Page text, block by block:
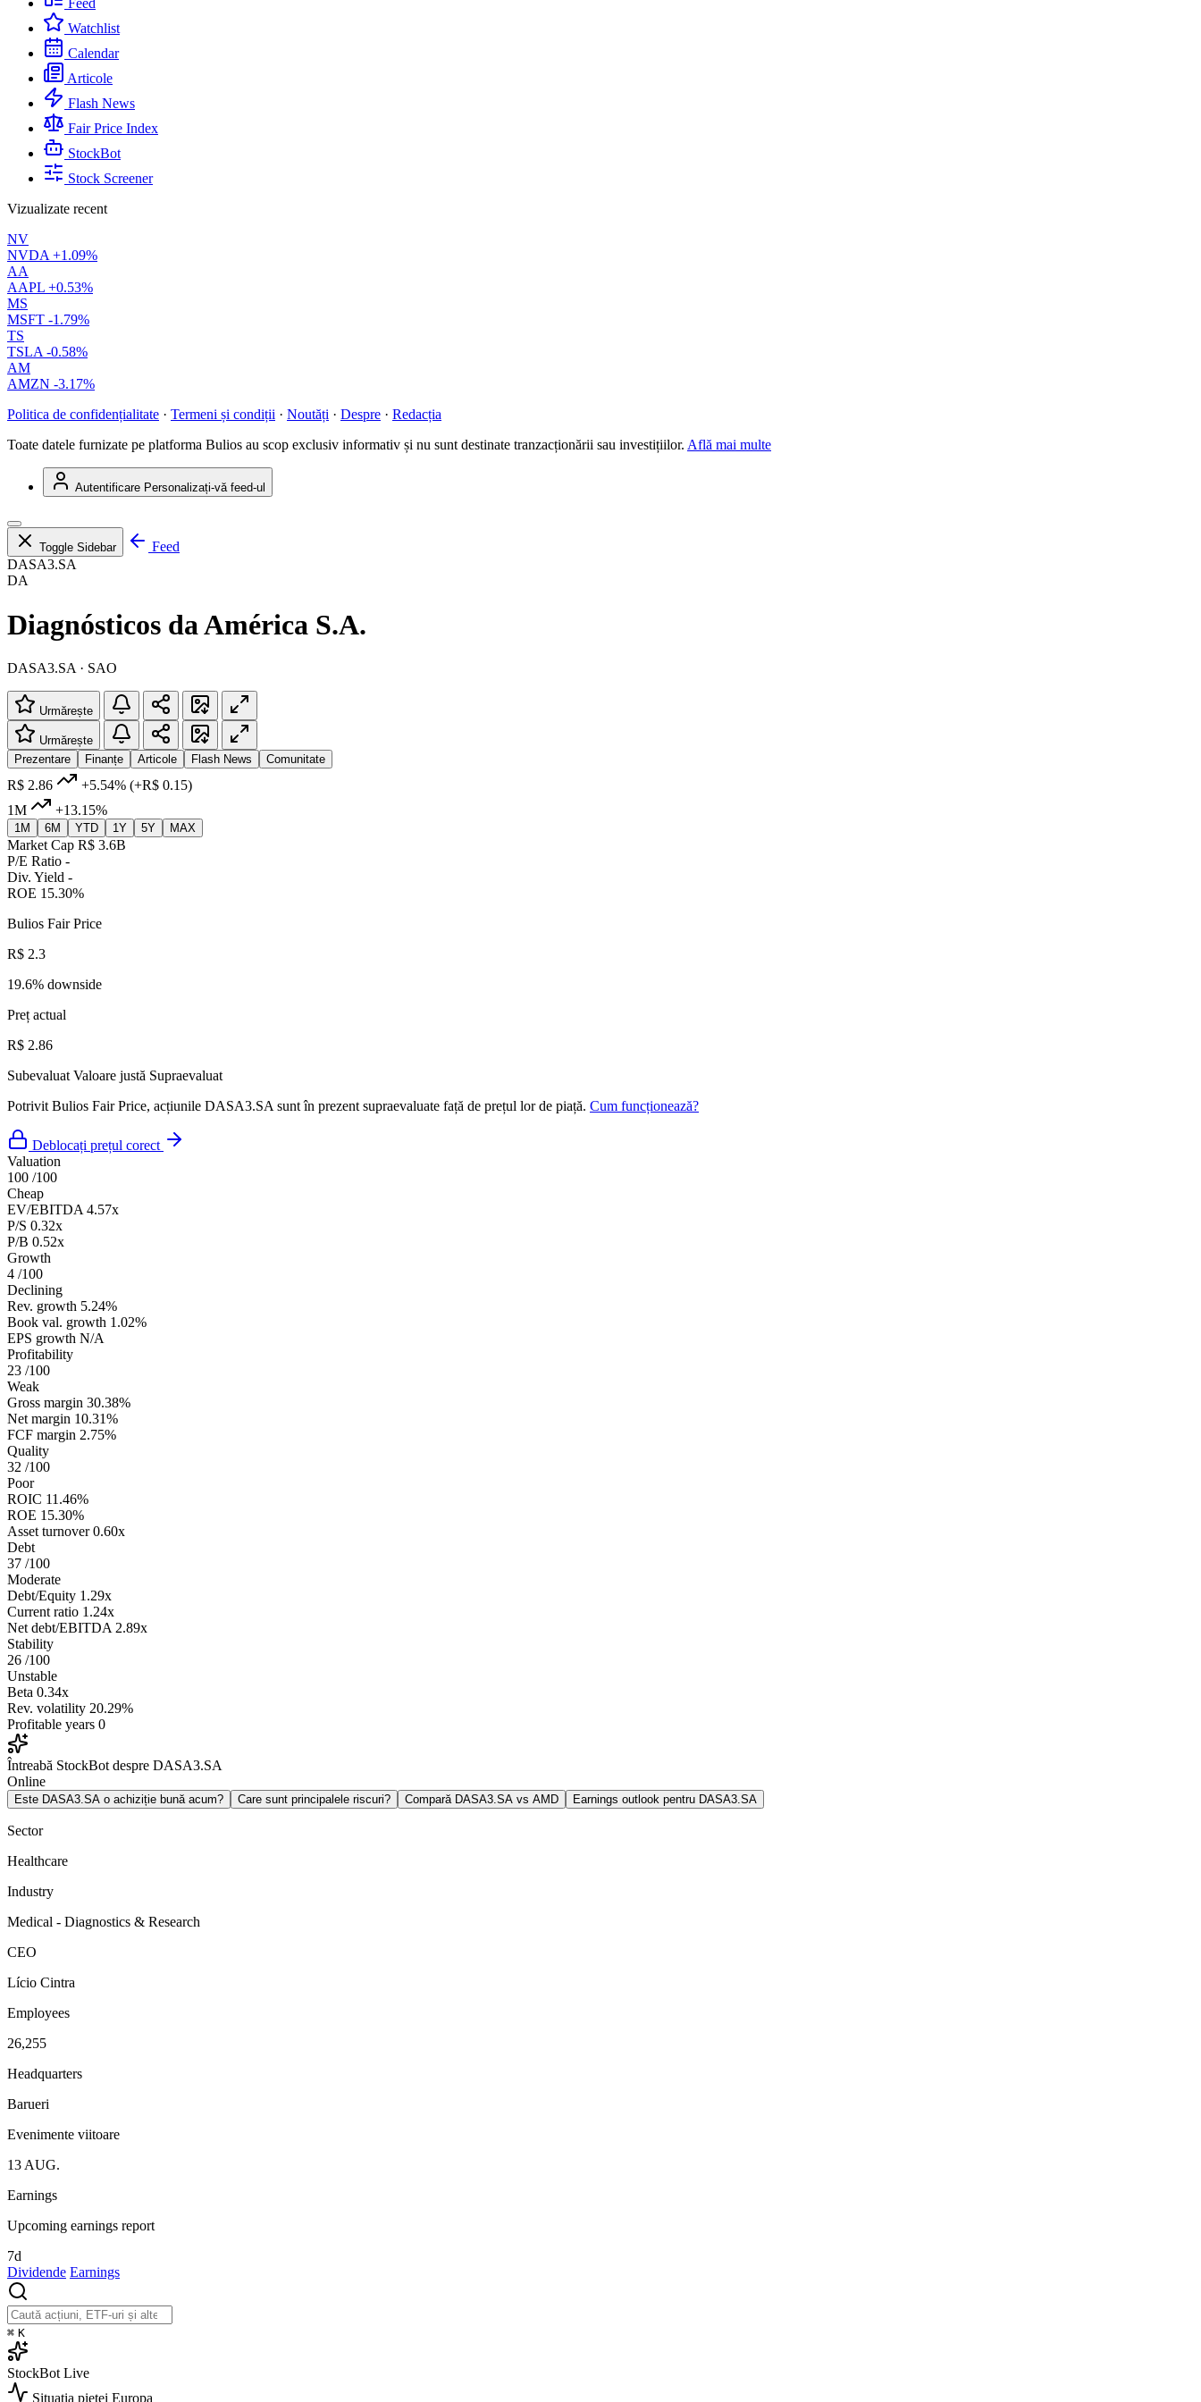
Feed
Watchlist
Calendar
Articole
Flash News
Fair Price Index
StockBot
Stock Screener
Vizualizate recent
NV
NVDA +1.09%
AA
AAPL +0.53%
MS
MSFT -1.79%
TS
TSLA -0.58%
AM
AMZN -3.17%
Politica de confidențialitate · Termeni și condiții · Noutăți · Despre · Redacția
Toate datele furnizate pe platforma Bulios au scop exclusiv informativ și nu sunt destinate tranzacționării sau investițiilor. Află mai multe
Autentificare Personalizați-vă feed-ul
Toggle Sidebar
Feed
DASA3.SA
DA
Diagnósticos da América S.A.
DASA3.SA · SAO
Urmărește
Urmărește
Prezentare
Finanțe Articole Flash News Comunitate
R$ 2.86 +5.54% (+R$ 0.15)
1M
+13.15%
1M 6M YTD 1Y 5Y MAX
Market Cap R$ 3.6B
P/E Ratio -
Div. Yield -
ROE 15.30%
Bulios Fair Price
R$ 2.3
19.6% downside
Preț actual
R$ 2.86
Subevaluat Valoare justă Supraevaluat
Potrivit Bulios Fair Price, acțiunile DASA3.SA sunt în prezent supraevaluate față de prețul lor de piață. Cum funcționează?
Deblocați prețul corect
Valuation
100 /100
Cheap
EV/EBITDA 4.57x
P/S 0.32x
P/B 0.52x
Growth
4 /100
Declining
Rev. growth 5.24%
Book val. growth 1.02%
EPS growth N/A
Profitability
23 /100
Weak
Gross margin 30.38%
Net margin 10.31%
FCF margin 2.75%
Quality
32 /100
Poor
ROIC 11.46%
ROE 15.30%
Asset turnover 0.60x
Debt
37 /100
Moderate
Debt/Equity 1.29x
Current ratio 1.24x
Net debt/EBITDA 2.89x
Stability
26 /100
Unstable
Beta 0.34x
Rev. volatility 20.29%
Profitable years 0
Întreabă StockBot despre DASA3.SA
Online
Este DASA3.SA o achiziție bună acum? Care sunt principalele riscuri? Compară DASA3.SA vs AMD Earnings outlook pentru DASA3.SA
Sector
Healthcare
Industry
Medical - Diagnostics & Research
CEO
Lício Cintra
Employees
26,255
Headquarters
Barueri
Evenimente viitoare
13 AUG.
Earnings
Upcoming earnings report
7d
Dividende Earnings
⌘ K
StockBot Live
Situația pieței Europa